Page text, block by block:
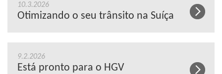
10.3.2026
Otimizando o seu trânsito na Suíça
9.2.2026
Está pronto para o HGV